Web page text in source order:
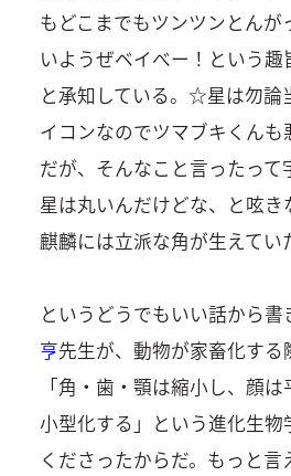
もどこまでもツンツンとん
いようぜベイべー！という
と承知している。☆星は勿論
イコンなのでツマブキくん
だが、そんなこと言ったって
星は丸いんだけどな、と呟き
麒麟には立派な角が生えてい
というどうでもいい話から書
亨先生が、動物が家畜化する
「角・歯・顎は縮小し、顔
小型化する」という進化生物
くださったからだ。もっと